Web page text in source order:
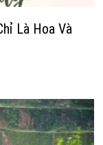
Là Hoa Và